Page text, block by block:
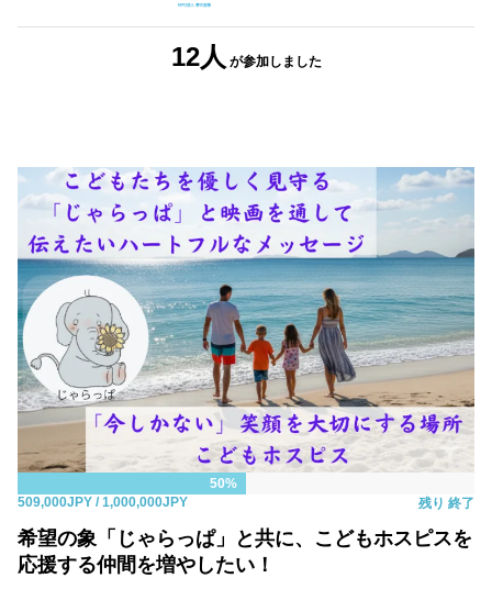
12人 が参加しました
50%
509,000JPY / 1,000,000JPY 残り 終了
希望の象「じゃらっぱ」と共に、こどもホスピスを
応援する仲間を増やしたい！